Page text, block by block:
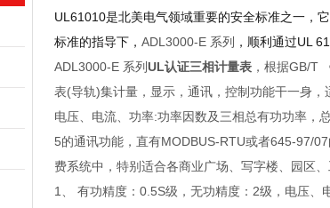
UL61010是北美电气领域重要的安全标准之一，
标准的指导下， ADL3000-E 系列 ，顺利通过UL
ADL3000-E 系列UL认证三相计量表 ，根据GB/T
表(导轨)集计量，显示，通讯，控制功能干一身
电压、电流、功率:功率因数及三相总有功功率，
5的通讯功能，直有MODBUS-RTU或者645-97/
费系统中，特别适合各商业广场、写字楼、园区
1、 有功精度：0.5S级，无功精度：2级，电压、